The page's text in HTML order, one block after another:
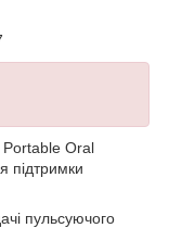
Portable Oral
підтримки
пульсуючого